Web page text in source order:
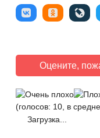
Оцените,
(голосов: 10, в
Загрузка...